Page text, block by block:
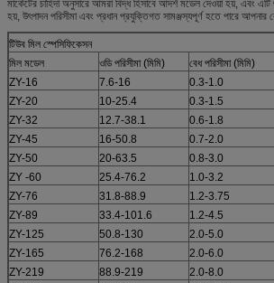
মার্কেটের চাহিদা অনুসারে আমরা বিদ্ধ হিসাবে আদর্শ মডেল দেওয়া হয়, এবং
হয়, উৎপাদন পরিসীমা এবং প্রধান প্রযুক্তিগত সামঞ্জস্যপূর্ণ হতে পারে
টিউব মিল স্পেসিফিকেসন
মিল মডেল
ওডি পরিসীমা (মিমি) বেধ পরিসীমা (মিমি)
ZY-16
7.6-16 0.3-1.0
ZY-20
10-25.4 0.3-1.5
ZY-32
12.7-38.1 0.6-1.8
ZY-45
16-50.8 0.7-2.0
ZY-50
20-63.5 0.8-3.0
ZY -60
25.4-76.2 1.0-3.2
ZY-76
31.8-88.9 1.2-3.75
ZY-89
33.4-101.6 1.2-4.5
ZY-125
50.8-130 2.0-5.0
ZY-165
76.2-168 2.0-6.0
ZY-219
88.9-219 2.0-8.0